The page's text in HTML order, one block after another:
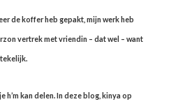
de koffer heb gepakt, mijn werk heb
vertrek met vriendin – dat wel – want
h’m kan delen. In deze blog, kinya op